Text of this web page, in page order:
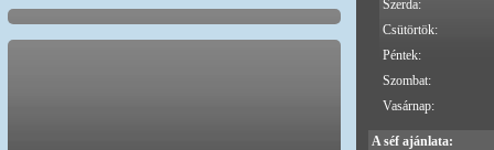
Szerda:
Csütörtök:
Péntek:
Szombat:
Vasárnap:
A séf ajánlata: